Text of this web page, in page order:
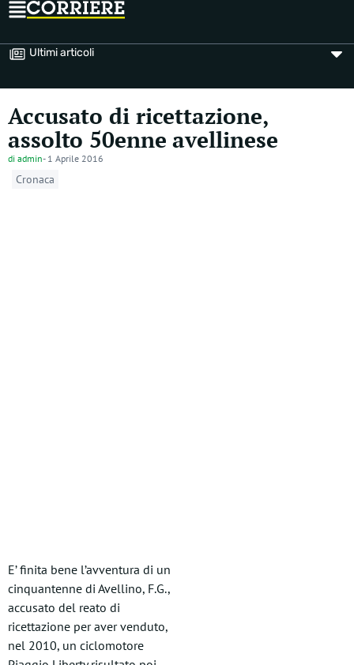
Ultimi articoli
Accusato di ricettazione,
assolto 50enne avellinese
di admin- 1 Aprile 2016
Cronaca
E’ finita bene l’avventura di un
cinquantenne di Avellino, F.G.,
accusato del reato di
ricettazione per aver venduto,
nel 2010, un ciclomotore